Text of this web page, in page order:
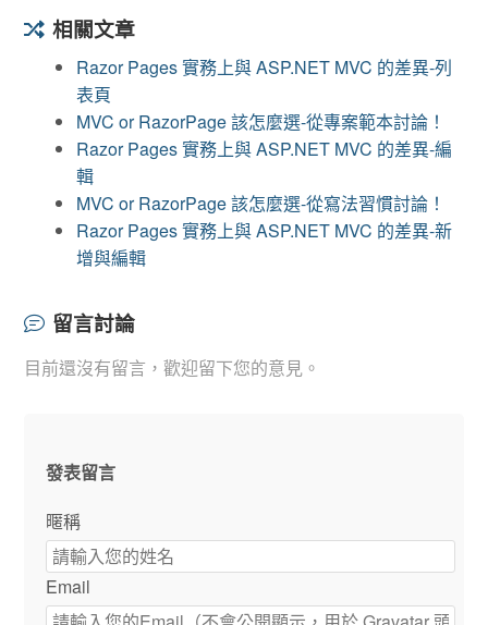
相關文章
Razor Pages 實務上與 ASP.NET MVC 的差異-列
表頁
MVC or RazorPage 該怎麼選-從專案範本討論！
Razor Pages 實務上與 ASP.NET MVC 的差異-編
輯
MVC or RazorPage 該怎麼選-從寫法習慣討論！
Razor Pages 實務上與 ASP.NET MVC 的差異-新
增與編輯
留言討論
目前還沒有留言，歡迎留下您的意見。
發表留言
暱稱
Email